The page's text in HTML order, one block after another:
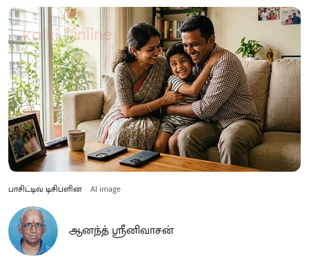
பாசிட்டிவ் டிசிப்ளின் AI image
ஆனந்த் ஸ்ரீனிவாசன்